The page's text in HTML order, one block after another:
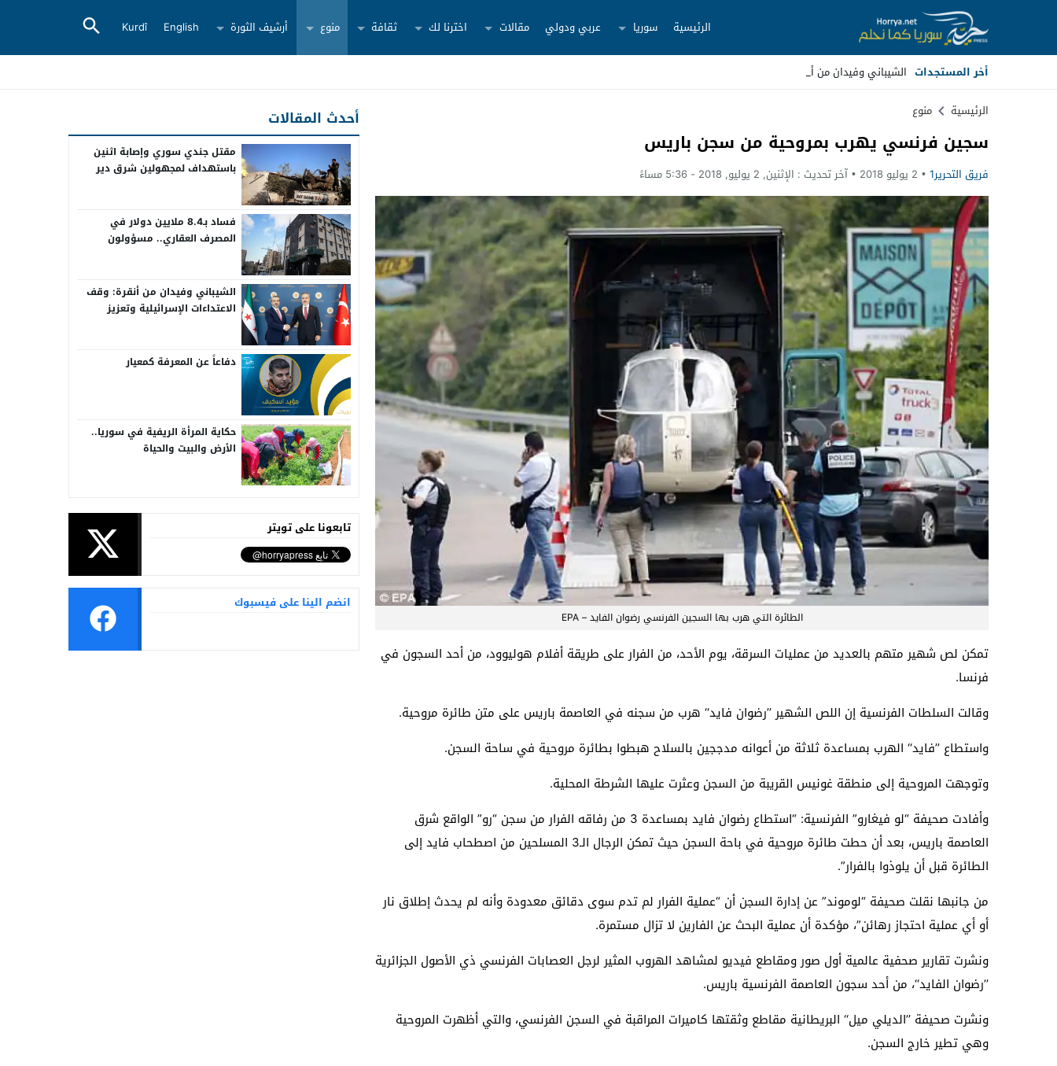
الرئيسية سوريا عربي ودولي مقالات اخترنا لك ثقافة منوع أرشيف الثورة English
Kurdî
أخر المستجدات الشيباني وفيدان من أنقرة: وقف _
Previous
Next
الرئيسية منوع
سجين فرنسي يهرب بمروحية من سجن باريس
فريق التحرير1 2 يوليو 2018 آخر تحديث : الإثنين, 2 يوليو, 2018 - 5:36 مساءً
الطائرة التي هرب بها السجين الفرنسي رضوان الفايد – EPA
تمكن لص شهير متهم بالعديد من عمليات السرقة، يوم الأحد، من الفرار على طريقة أفلام هوليوود، من أحد السجون في
فرنسا.
وقالت السلطات الفرنسية إن اللص الشهير ’’رضوان فايد‘‘ هرب من سجنه في العاصمة باريس على متن طائرة مروحية.
واستطاع ’’فايد‘‘ الهرب بمساعدة ثلاثة من أعوانه مدججين بالسلاح هبطوا بطائرة مروحية في ساحة السجن.
وتوجهت المروحية إلى منطقة غونيس القريبة من السجن وعثرت عليها الشرطة المحلية.
وأفادت صحيفة “لو فيغارو” الفرنسية: “استطاع رضوان فايد بمساعدة 3 من رفاقه الفرار من سجن “رو” الواقع شرق
العاصمة باريس، بعد أن حطت طائرة مروحية في باحة السجن حيث تمكن الرجال الـ3 المسلحين من اصطحاب فايد إلى
الطائرة قبل أن يلوذوا بالفرار”​.
من جانبها نقلت صحيفة “لوموند” عن إدارة السجن أن “عملية الفرار لم تدم سوى دقائق معدودة وأنه لم يحدث إطلاق نار
أو أي عملية احتجاز رهائن”، مؤكدة أن عملية البحث عن الفارين لا تزال مستمرة.
ونشرت تقارير صحفية عالمية أول صور ومقاطع فيديو لمشاهد الهروب المثير لرجل العصابات الفرنسي ذي الأصول الجزائرية
’’رضوان الفايد‘‘، من أحد سجون العاصمة الفرنسية باريس.
ونشرت صحيفة ’’الديلي ميل‘‘ البريطانية مقاطع وثقتها كاميرات المراقبة في السجن الفرنسي، والتي أظهرت المروحية
وهي تطير خارج السجن.
أحدث المقالات
مقتل جندي سوري وإصابة اثنين
باستهداف لمجهولين شرق دير
فساد بـ8.4 ملايين دولار في
المصرف العقاري.. مسؤولون
الشيباني وفيدان من أنقرة: وقف
الاعتداءات الإسرائيلية وتعزيز
دفاعاً عن المعرفة كمعيار
حكاية المرأة الريفية في سوريا..
الأرض والبيت والحياة
انضم الينا على فيسبوك
تابعونا على تويتر